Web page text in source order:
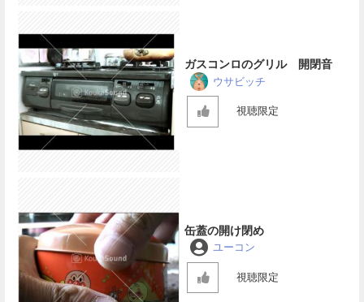
ガスコンロのグリル 開閉音
ウサビッチ
視聴限定
缶蓋の開け閉め
ユーコン
視聴限定